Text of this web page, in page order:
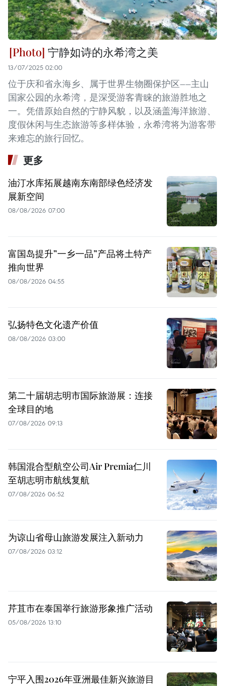
宁静如诗的永希湾之美
13/07/2025 02:00
位于庆和省永海乡、属于世界生物圈保护区——主山
国家公园的永希湾，是深受游客青睐的旅游胜地之
一。凭借原始自然的宁静风貌，以及涵盖海洋旅游、
度假休闲与生态旅游等多样体验，永希湾将为游客带
来难忘的旅行回忆。
更多
油汀水库拓展越南东南部绿色经济发
展新空间
08/08/2026 07:00
富国岛提升”一乡一品”产品将土特产
推向世界
08/08/2026 04:55
弘扬特色文化遗产价值
08/08/2026 03:00
第二十届胡志明市国际旅游展：连接
全球目的地
07/08/2026 09:13
韩国混合型航空公司Air Premia仁川
至胡志明市航线复航
07/08/2026 06:52
为谅山省母山旅游发展注入新动力
07/08/2026 03:12
芹苴市在泰国举行旅游形象推广活动
05/08/2026 13:10
宁平入围2026年亚洲最佳新兴旅游目